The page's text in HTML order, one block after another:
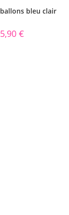
bleu clair
5,90 €